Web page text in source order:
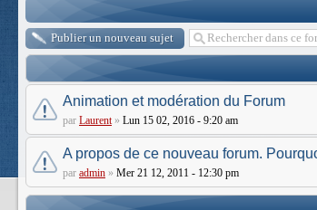
Publier un nouveau sujet
Animation et modération du Forum
par Laurent » Lun 15 02, 2016 - 9:20 am
A propos de ce nouveau forum.
par admin » Mer 21 12, 2011 - 12:30 pm